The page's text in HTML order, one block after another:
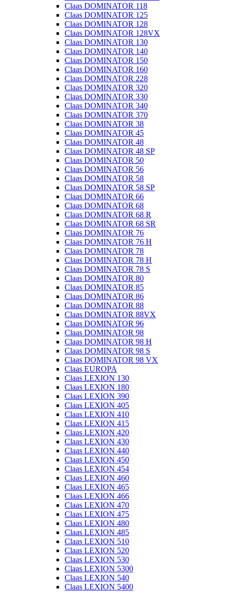
Claas DOMINATOR 118
Claas DOMINATOR 125
Claas DOMINATOR 128
Claas DOMINATOR 128VX
Claas DOMINATOR 130
Claas DOMINATOR 140
Claas DOMINATOR 150
Claas DOMINATOR 160
Claas DOMINATOR 228
Claas DOMINATOR 320
Claas DOMINATOR 330
Claas DOMINATOR 340
Claas DOMINATOR 370
Claas DOMINATOR 38
Claas DOMINATOR 45
Claas DOMINATOR 48
Claas DOMINATOR 48 SP
Claas DOMINATOR 50
Claas DOMINATOR 56
Claas DOMINATOR 58
Claas DOMINATOR 58 SP
Claas DOMINATOR 66
Claas DOMINATOR 68
Claas DOMINATOR 68 R
Claas DOMINATOR 68 SR
Claas DOMINATOR 76
Claas DOMINATOR 76 H
Claas DOMINATOR 78
Claas DOMINATOR 78 H
Claas DOMINATOR 78 S
Claas DOMINATOR 80
Claas DOMINATOR 85
Claas DOMINATOR 86
Claas DOMINATOR 88
Claas DOMINATOR 88VX
Claas DOMINATOR 96
Claas DOMINATOR 98
Claas DOMINATOR 98 H
Claas DOMINATOR 98 S
Claas DOMINATOR 98 VX
Claas EUROPA
Claas LEXION 130
Claas LEXION 180
Claas LEXION 390
Claas LEXION 405
Claas LEXION 410
Claas LEXION 415
Claas LEXION 420
Claas LEXION 430
Claas LEXION 440
Claas LEXION 450
Claas LEXION 454
Claas LEXION 460
Claas LEXION 465
Claas LEXION 466
Claas LEXION 470
Claas LEXION 475
Claas LEXION 480
Claas LEXION 485
Claas LEXION 510
Claas LEXION 520
Claas LEXION 530
Claas LEXION 5300
Claas LEXION 540
Claas LEXION 5400